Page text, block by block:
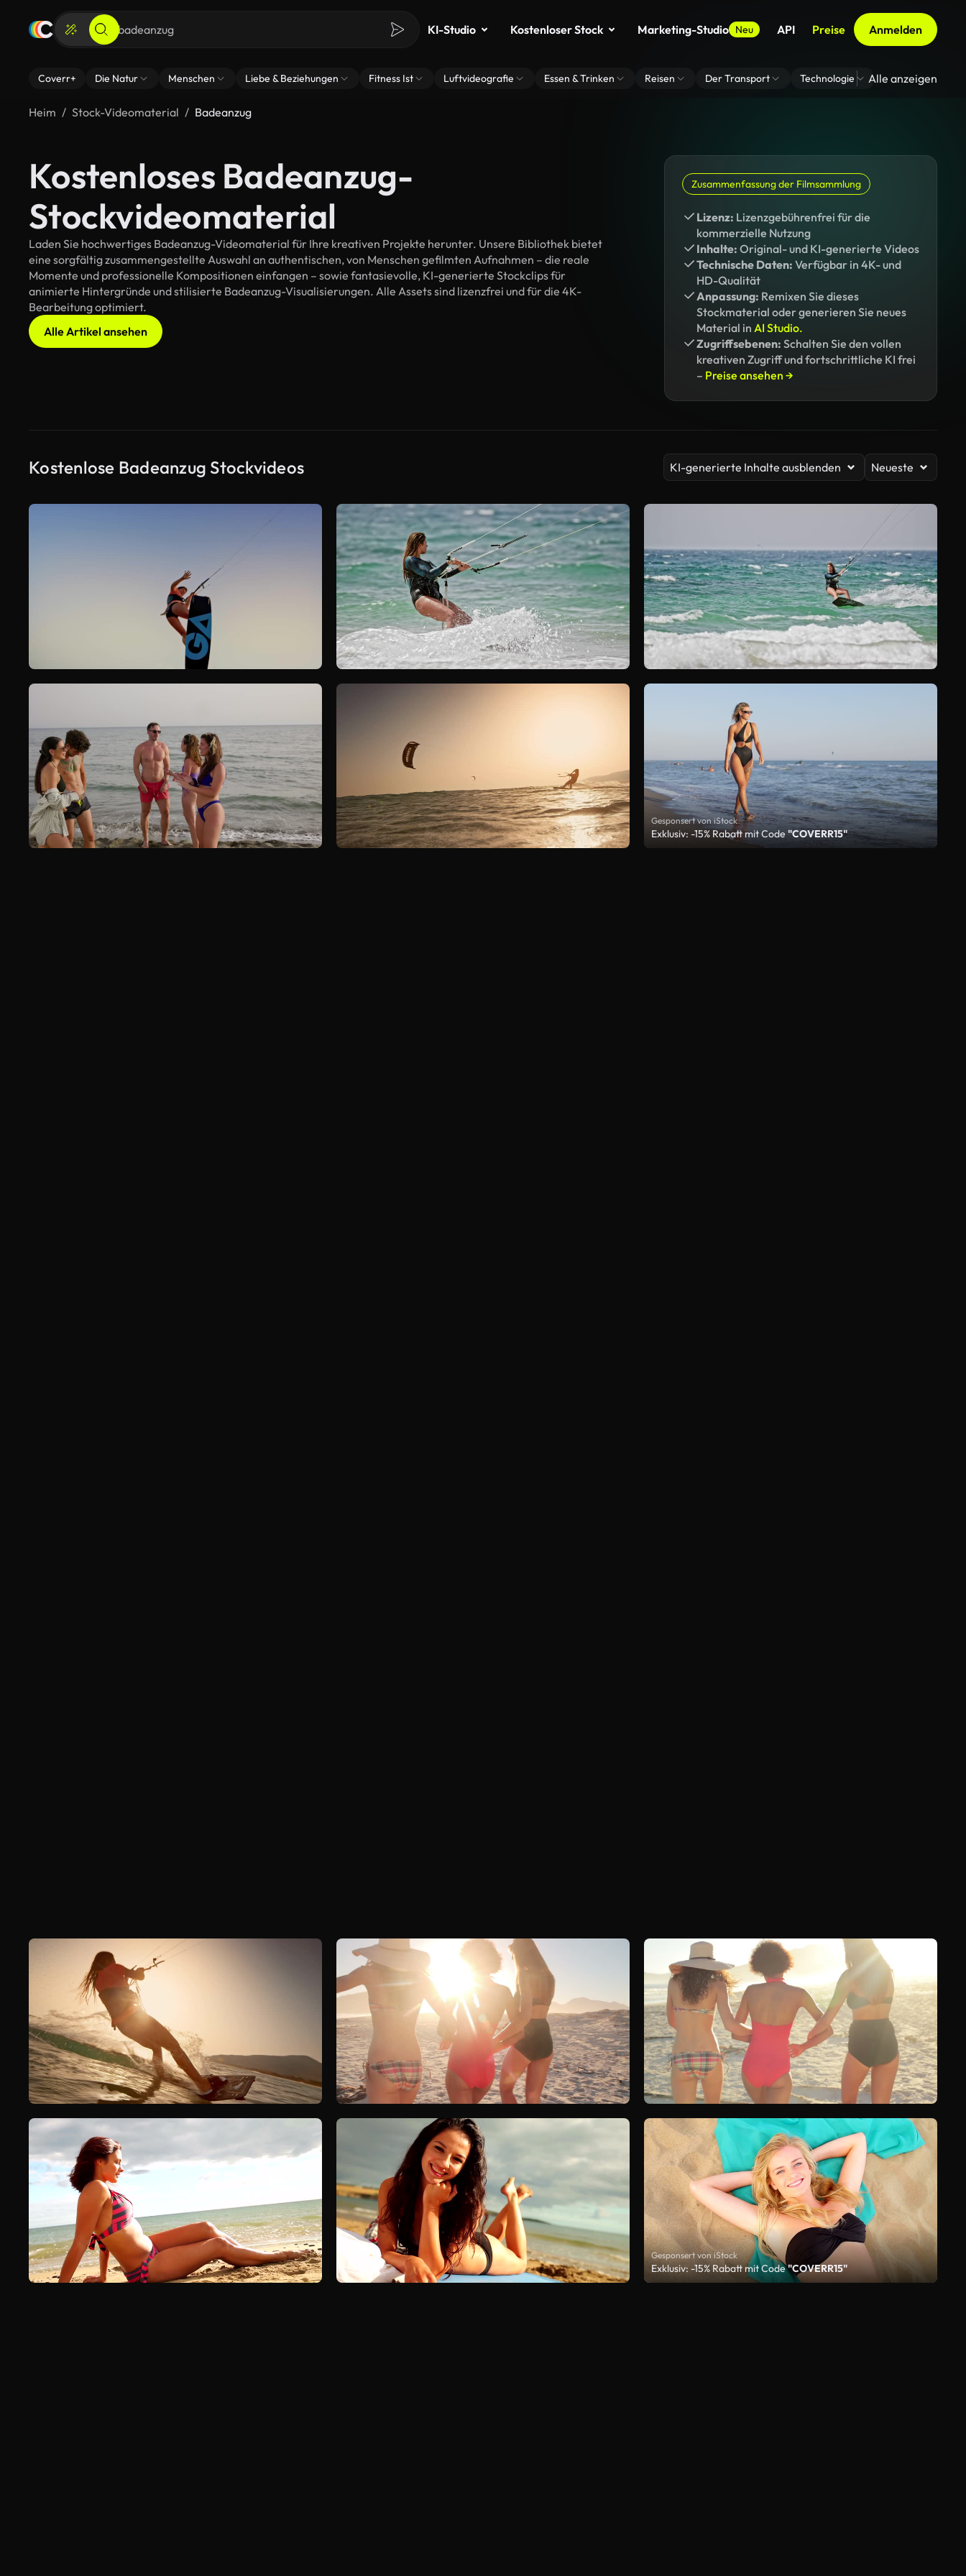
KI-Studio Kostenloser Stock Marketing-Studio Neu API Preise Anmelden
Coverr+ Die Natur Menschen Liebe & Beziehungen Fitness Ist Luftvideografie Essen & Trinken Reisen Der Transport Technologie Zoom Virtuelle
Alle anzeigen
Heim Stock-Videomaterial Badeanzug
Kostenloses Badeanzug-
Stockvideomaterial
Laden Sie hochwertiges Badeanzug-Videomaterial für Ihre kreativen Projekte herunter. Unsere Bibliothek bietet
eine sorgfältig zusammengestellte Auswahl an authentischen, von Menschen gefilmten Aufnahmen – die reale
Momente und professionelle Kompositionen einfangen – sowie fantasievolle, KI-generierte Stockclips für
animierte Hintergründe und stilisierte Badeanzug-Visualisierungen. Alle Assets sind lizenzfrei und für die 4K-
Bearbeitung optimiert.
Alle Artikel ansehen
Zusammenfassung der Filmsammlung
Lizenz: Lizenzgebührenfrei für die
kommerzielle Nutzung
Inhalte: Original- und KI-generierte Videos
Technische Daten: Verfügbar in 4K- und
HD-Qualität
Anpassung: Remixen Sie dieses
Stockmaterial oder generieren Sie neues
Material in AI Studio.
Zugriffsebenen: Schalten Sie den vollen
kreativen Zugriff und fortschrittliche KI frei
– Preise ansehen →
Kostenlose Badeanzug Stockvideos KI-generierte Inhalte ausblenden Neueste
Gesponsert von iStock
Exklusiv: -15% Rabatt mit Code "COVERR15"
Gesponsert von iStock
Exklusiv: -15% Rabatt mit Code"COVERR15"